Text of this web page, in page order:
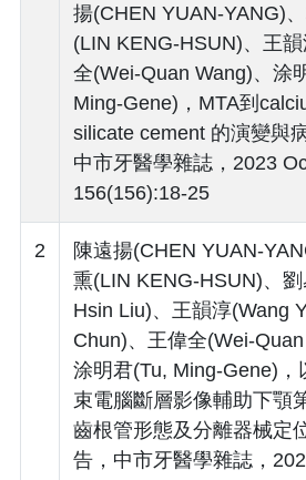
揚(CHEN YUAN-YANG)
(LIN KENG-HSUN)、王
全(Wei-Quan Wang)、涂
Ming-Gene)，MTA到
silicate cement 的演變與
中市牙醫學雜誌，2023
156(156):18-25
2
陳遠揚(CHEN YUAN-
熏(LIN KENG-HSUN)、
Hsin Liu)、王韻淳(Wang
Chun)、王偉全(Wei-Quan
涂明君(Tu, Ming-Gene)，
束電腦斷層影像輔助下顎
齒根管形態及分離器械定
告，中市牙醫學雜誌，